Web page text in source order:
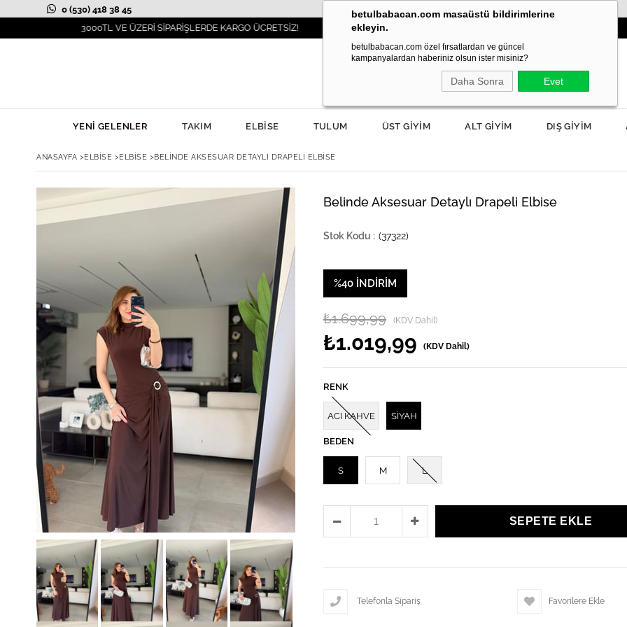
0 (530) 418 38 45
3000TL VE ÜZERİ SİPARİŞLERDE KARGO ÜCRETSİZ!
İLKBAHAR MODASI YANIBAŞINIZDA!
betulbabacan.com masaüstü bildirimlerine
ekleyin.
betulbabacan.com özel fırsatlardan ve güncel
kampanyalardan haberiniz olsun ister misiniz?
Daha Sonra Evet
YENİ GELENLER TAKIM ELBİSE TULUM ÜST GİYİM ALT GİYİM DIŞ GİYİM
ANASAYFA >ELBİSE >ELBİSE >BELINDE AKSESUAR DETAYLI DRAPELI ELBISE
Belinde Aksesuar Detaylı Drapeli Elbise
(37322)
%40 İNDIRIM
₺1.699,99 (KDV Dahil)
₺1.019,99 (KDV Dahil)
RENK
ACI KAHVE SİYAH
BEDEN
S M L
Telefonla Sipariş Favorilere Ekle